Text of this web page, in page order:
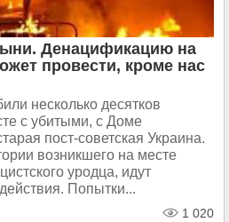
Денацификацию на
провести, кроме нас
несколько десятков
с убитыми, с Доме
пост-советская Украина.
возникшего на месте
уродца, идут
Попытки...
1 020